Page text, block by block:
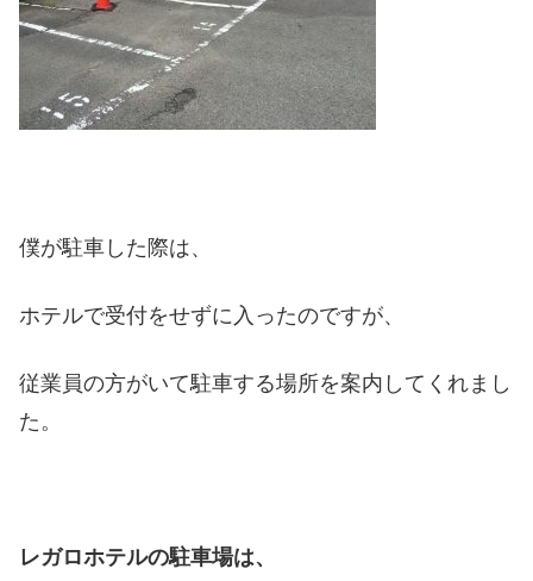
僕が駐車した際は、
ホテルで受付をせずに入ったのですが、
従業員の方がいて駐車する場所を案内してくれまし
た。
レガロホテルの駐車場は、